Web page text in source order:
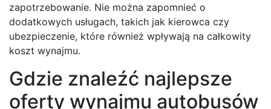
zapotrzebowanie. Nie można zapomnieć o
dodatkowych usługach, takich jak kierowca czy
ubezpieczenie, które również wpływają na całkowity
koszt wynajmu.
Gdzie znaleźć najlepsze
oferty wynajmu autobusów